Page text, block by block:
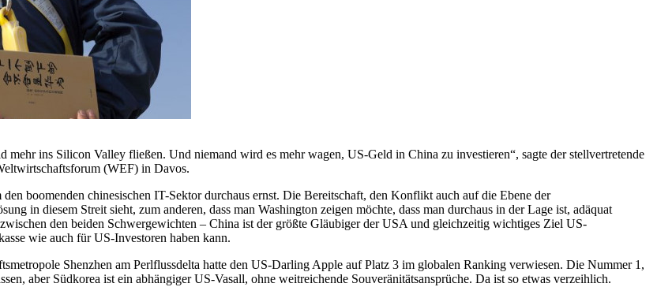
ins Silicon Valley fließen. Und niemand wird es mehr wagen, US-Geld in China zu investieren“, sagte der stellvertretende
(WEF) in Davos.
boomenden chinesischen IT-Sektor durchaus ernst. Die Bereitschaft, den Konflikt auch auf die Ebene der
in diesem Streit sieht, zum anderen, dass man Washington zeigen möchte, dass man durchaus in der Lage ist, adäquat
den beiden Schwergewichten – China ist der größte Gläubiger der USA und gleichzeitig wichtiges Ziel US-
wie auch für US-Investoren haben kann.
Shenzhen am Perlflussdelta hatte den US-Darling Apple auf Platz 3 im globalen Ranking verwiesen. Die Nummer 1,
aber Südkorea ist ein abhängiger US-Vasall, ohne weitreichende Souveränitätsansprüche. Da ist so etwas verzeihlich.